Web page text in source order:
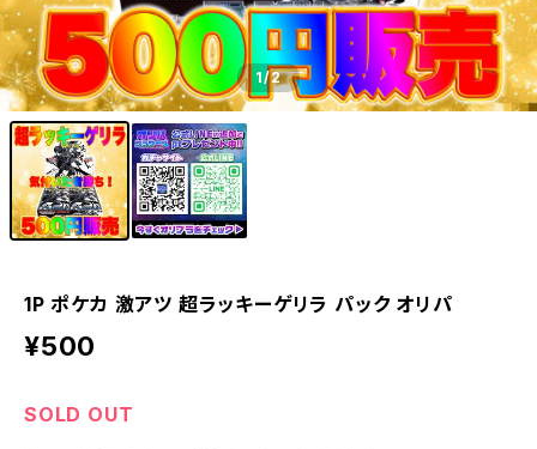
1/2
1P ポケカ 激アツ 超ラッキーゲリラ パック オリパ
¥500
SOLD OUT